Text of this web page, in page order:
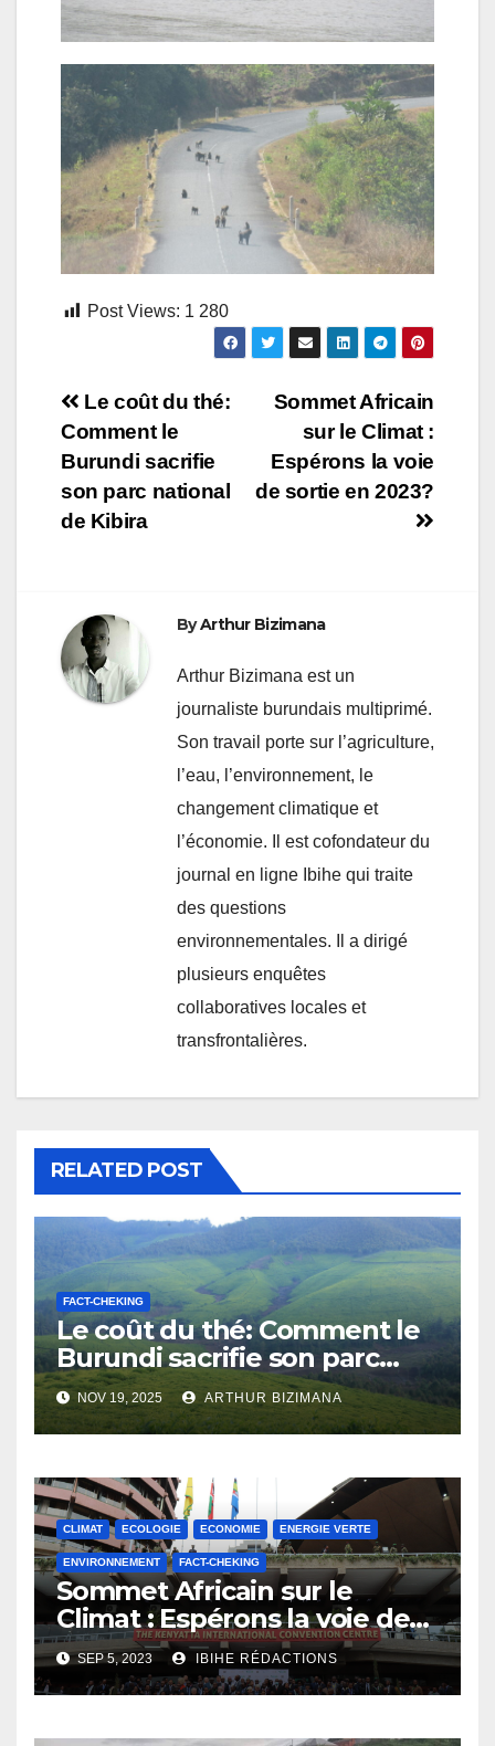
Post Views: 1 280
Navigation
de
l’article
Sommet Africain
sur le Climat :
Espérons la voie
de sortie en 2023?
Le coût du thé:
Comment le
Burundi sacrifie
son parc national
de Kibira
ByArthur Bizimana
Arthur Bizimana est un
journaliste burundais multiprimé.
Son travail porte sur l’agriculture,
l’eau, l’environnement, le
changement climatique et
l’économie. Il est cofondateur du
journal en ligne Ibihe qui traite
des questions
environnementales. Il a dirigé
plusieurs enquêtes
collaboratives locales et
transfrontalières.
RELATED POST
FACT-CHEKING
Le coût du thé: Comment le
Burundi sacrifie son parc
national de Kibira
NOV 19, 2025 ARTHUR BIZIMANA
CLIMAT ECOLOGIE ECONOMIE ENERGIE VERTE
ENVIRONNEMENT FACT-CHEKING
Sommet Africain sur le
Climat : Espérons la voie de
sortie en 2023?
SEP 5, 2023 IBIHE RÉDACTIONS